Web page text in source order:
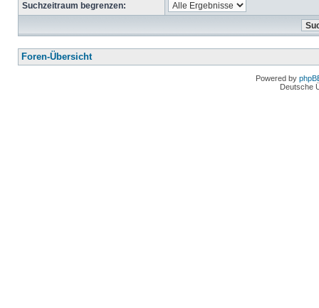
Suchzeitraum begrenzen:
Foren-Übersicht
Powered by
Deutsche